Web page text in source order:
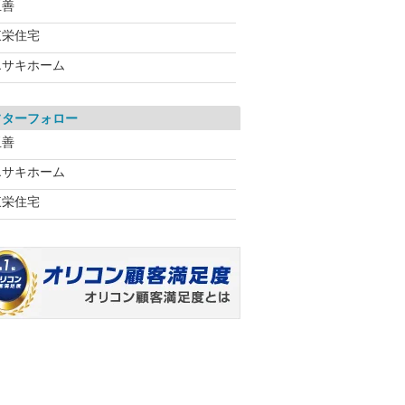
住宅
キホーム
ーフォロー
キホーム
住宅